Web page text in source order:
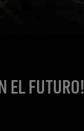
EL FUTURO!